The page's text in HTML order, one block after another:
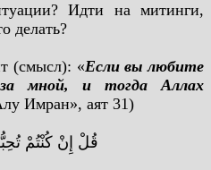
Идти на митинги,
делать?
(смысл): «Если вы любите
мной, и тогда Аллах
Имран», аят 31)
قُلْ إِنْ كُنْتُمْ